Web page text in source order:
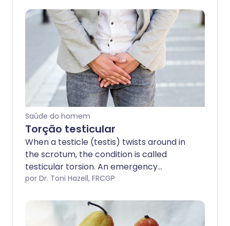
Saúde do homem
Torção testicular
When a testicle (testis) twists around in
the scrotum, the condition is called
testicular torsion. An emergency
operation is usually needed to treat this
por Dr. Toni Hazell, FRCGP